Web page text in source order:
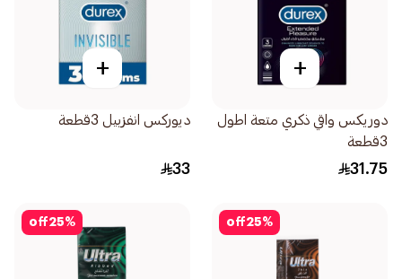
+
دوريكس واقي ذكري متعة اطول
3قطعة
31.75
+
ديوركس انفزبيل 3قطعة
33
25%
off
25%
off